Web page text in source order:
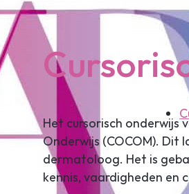
Het cursorisch onderwijs
Onderwijs (COCOM).
dermatoloog. Het is
kennis, vaardigheden en